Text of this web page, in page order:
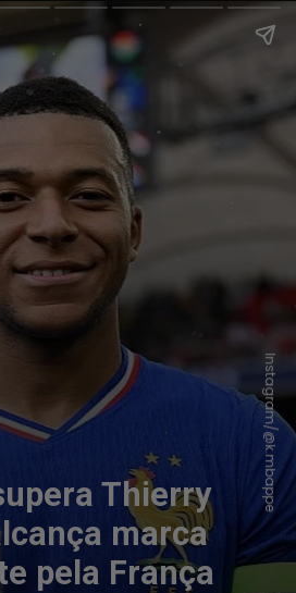
Thierry
marca
pela França
Instagram/@k.mbappe